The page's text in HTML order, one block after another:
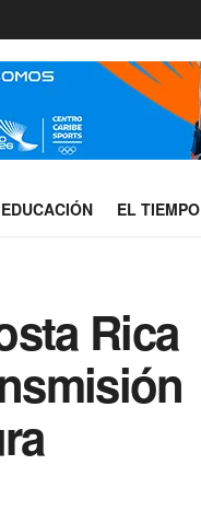
EDUCACIÓN EL TIEMPO
Rica